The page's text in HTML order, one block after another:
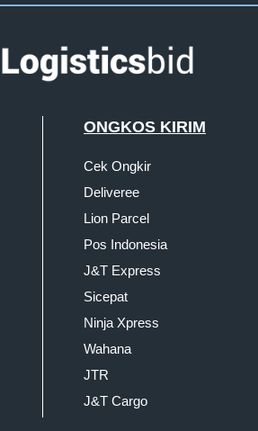
ONGKOS KIRIM
Cek Ongkir
Deliveree
Lion Parcel
Pos Indonesia
J&T Express
Sicepat
Ninja Xpress
Wahana
JTR
J&T Cargo